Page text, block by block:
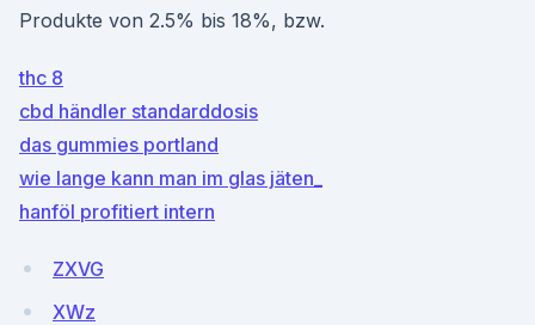
Produkte von 2.5% bis 18%, bzw.
thc 8
cbd händler standarddosis
das gummies portland
wie lange kann man im glas jäten_
hanföl profitiert intern
ZXVG
XWz